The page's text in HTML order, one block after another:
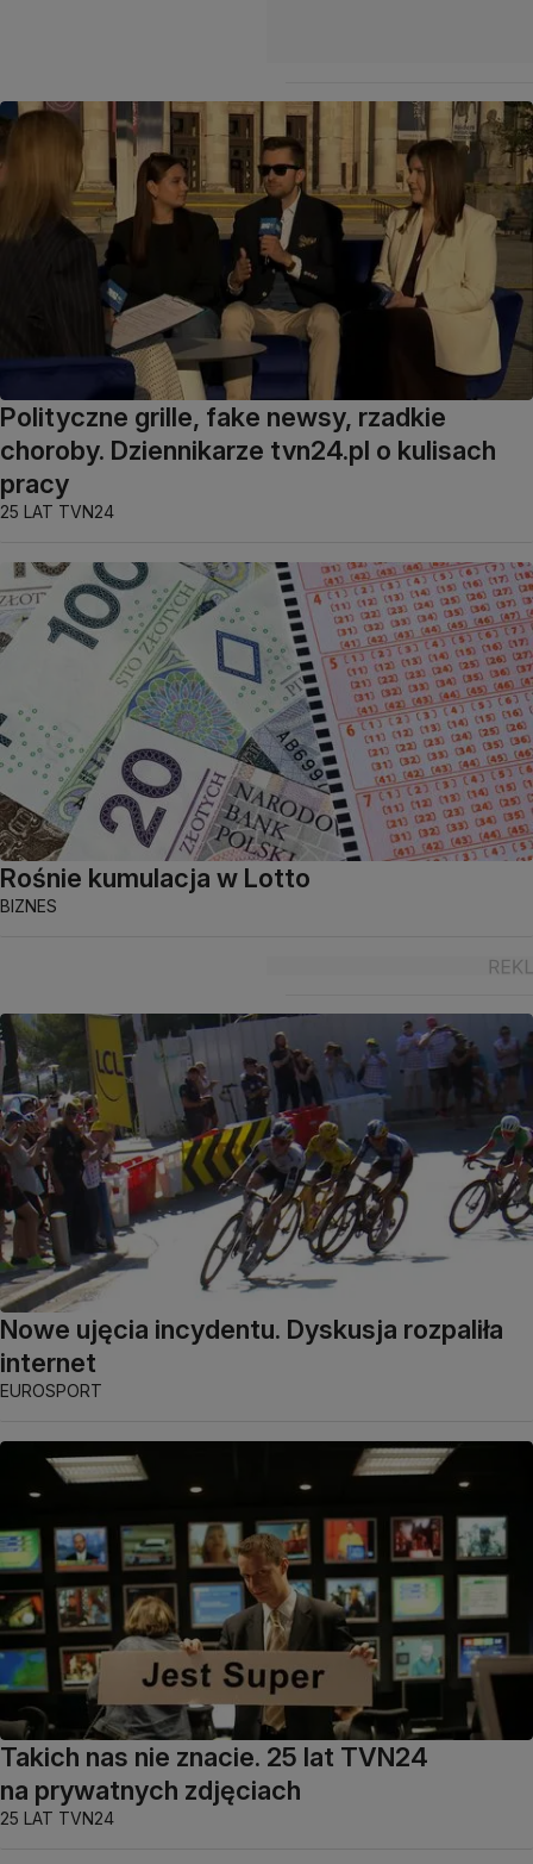
Polityczne grille, fake newsy, rzadkie
choroby. Dziennikarze tvn24.pl o kulisach
pracy
25 LAT TVN24
Rośnie kumulacja w Lotto
BIZNES
Nowe ujęcia incydentu. Dyskusja rozpaliła
internet
EUROSPORT
Takich nas nie znacie. 25 lat TVN24
na prywatnych zdjęciach
25 LAT TVN24